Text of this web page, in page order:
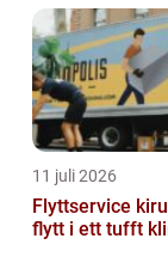
11 juli 2026
Flyttservice kiruna
flytt i ett tufft